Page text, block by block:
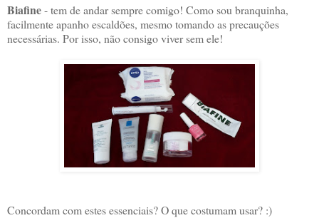
Biafine- tem de andar sempre comigo! Como sou branquinha,
facilmente apanho escaldões, mesmo tomando as precauções
necessárias. Por isso, não consigo viver sem ele!
Concordam com estes essenciais? O que costumam usar? :)